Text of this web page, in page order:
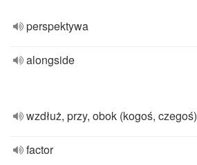
perspektywa
alongside
wzdłuż, przy, obok (kogoś, czegoś)
factor